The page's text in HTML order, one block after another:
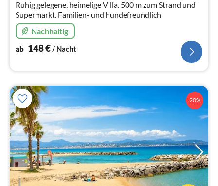
Ruhig gelegene, heimelige Villa. 500 m zum Strand und
Supermarkt. Familien- und hundefreundlich
Nachhaltig
ab 148€/ Nacht
20%